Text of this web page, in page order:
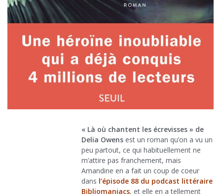
« Là où chantent les écrevisses » de
Delia Owens est un roman qu’on a vu un
peu partout, ce qui habituellement ne
m’attire pas franchement, mais
Amandine en a fait un coup de coeur
dans l’épisode 88 du podcast littéraire
Bibliomaniacs, et elle en a tellement